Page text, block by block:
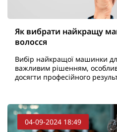
Як вибрати найкращу
волосся
Вибір найкращої машинки
важливим рішенням,
досягти професійного
04-09-2024 18:49